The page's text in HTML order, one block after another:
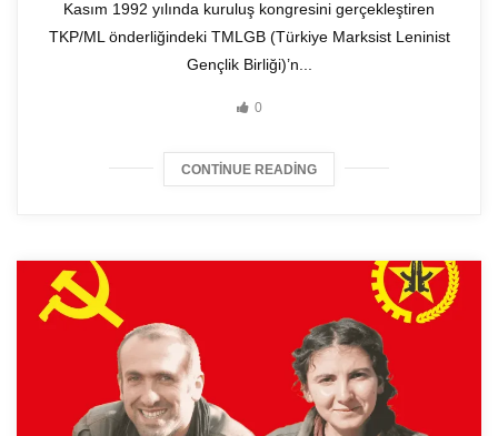
Kasım 1992 yılında kuruluş kongresini gerçekleştiren
TKP/ML önderliğindeki TMLGB (Türkiye Marksist Leninist
Gençlik Birliği)’n...
0
CONTINUE READING